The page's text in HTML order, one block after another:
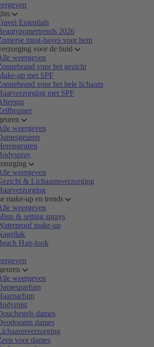
Essentials
2026
must-haves voor hem
voor de huid
weergeven
voor het gezicht
up met SPF
voor het hele lichaam
met SPF
weergeven
weergeven
& Lichaamsverzorging
make-up en trends
weergeven
& setting sprays
make-up
Hair-look
weergeven
dames
dames
voor dames